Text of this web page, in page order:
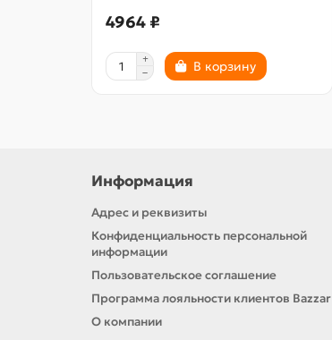
4964 ₽
В корзину
Информация
Адрес и реквизиты
Конфиденциальность персональной
информации
Пользовательское соглашение
Программа лояльности клиентов Bazzar
О компании